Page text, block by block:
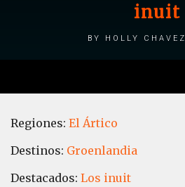
inuit
by Holly Chavez
Regiones: El Ártico
Destinos: Groenlandia
Destacados: Los inuit